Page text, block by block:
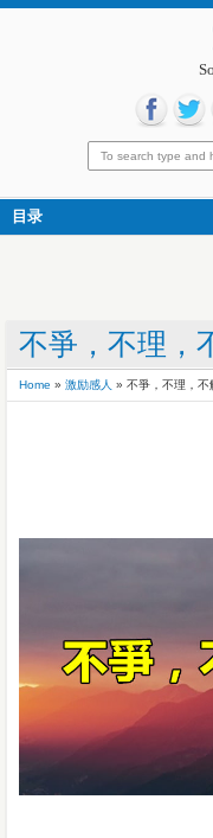
目录
不爭，不理，
Home » 激励感人 » 不爭，不理，不